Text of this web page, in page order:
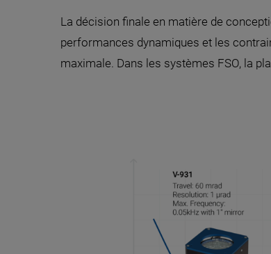
La décision finale en matière de
performances dynamiques et les
maximale. Dans les systèmes FSO, la